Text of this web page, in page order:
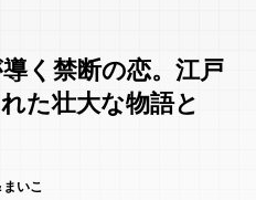
く禁断の恋。江戸
た壮大な物語と
いこ